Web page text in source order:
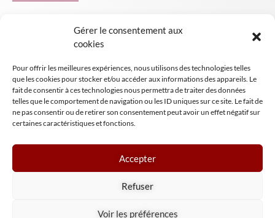
Gérer le consentement aux
cookies
Pour offrir les meilleures expériences, nous utilisons des technologies telles
que les cookies pour stocker et/ou accéder aux informations des appareils. Le
fait de consentir à ces technologies nous permettra de traiter des données
telles que le comportement de navigation ou les ID uniques sur ce site. Le fait de
ne pas consentir ou de retirer son consentement peut avoir un effet négatif sur
certaines caractéristiques et fonctions.
Accepter
Refuser
Voir les préférences
INSIGHT NPA
Mentions légales
Tous droits réservés NPA Conseil